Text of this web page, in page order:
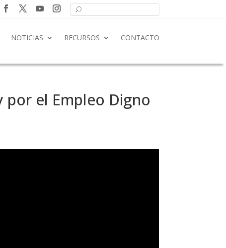
NOTICIAS RECURSOS CONTACTO
el Empleo Digno